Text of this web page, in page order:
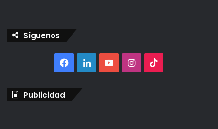
Síguenos
Facebook
LinkedInYouTubeInstagram
Publicidad